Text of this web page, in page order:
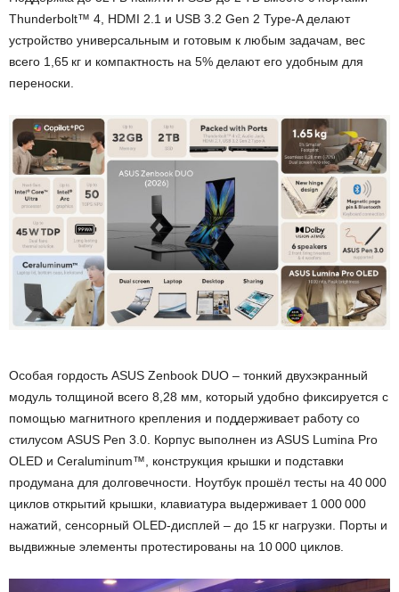
Thunderbolt™ 4, HDMI 2.1 и USB 3.2 Gen 2 Type-A делают
устройство универсальным и готовым к любым задачам, вес
всего 1,65 кг и компактность на 5% делают его удобным для
переноски.
Особая гордость ASUS Zenbook DUO – тонкий двухэкранный
модуль толщиной всего 8,28 мм, который удобно фиксируется с
помощью магнитного крепления и поддерживает работу со
стилусом ASUS Pen 3.0. Корпус выполнен из ASUS Lumina Pro
OLED и Ceraluminum™, конструкция крышки и подставки
продумана для долговечности. Ноутбук прошёл тесты на 40 000
циклов открытий крышки, клавиатура выдерживает 1 000 000
нажатий, сенсорный OLED-дисплей – до 15 кг нагрузки. Порты и
выдвижные элементы протестированы на 10 000 циклов.